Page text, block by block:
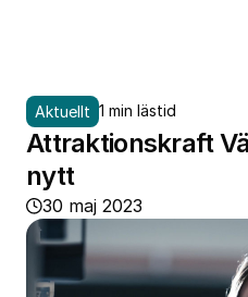
Aktuellt 1 min lästid
Attraktionskraft
nytt
30 maj 2023